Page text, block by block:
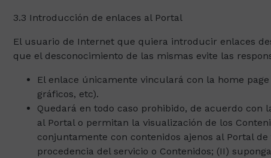
3.3 Introducción de enlaces al Portal
El usuario de Internet que quiera introducir enlaces
que el desconocimiento de las mismas evite las
El enlace únicamente vinculará con la home
gráficos, etc).
Quedará en todo caso prohibido, de acuerdo
al Portal o permitan la visualización de los
conjuntamente con contenidos ajenos al Portal
procedencia del servicio o Contenidos; (II)